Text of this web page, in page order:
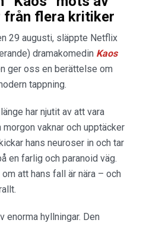
från flera kritiker
29 augusti, släppte Netflix
dramakomedin Kaos
ger oss en berättelse om
tappning.
har njutit av att vara
vaknar och upptäcker
hans neuroser in och tar
en farlig och paranoid väg.
att hans fall är nära – och
enorma hyllningar. Den